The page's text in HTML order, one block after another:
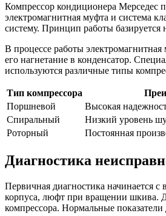
Компрессор кондиционера Мерседес
электромагнитная муфта и система
систему. Принцип работы
В процессе работы
его нагнетание в конденсатор.
используются различные типы
Тип компрессора
Поршневой
Высокая
Спиральный
Низкий уровень
Роторный
Постоянная
Диагностика
Первичная диагностика начинается
корпуса, люфт при вращении шкива.
компрессора. Нормальные